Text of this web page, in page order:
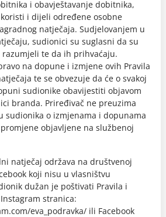
i obavještavanje dobitnika,
i dijeli određene osobne
natječaja. Sudjelovanjem u
sudionici su suglasni da su
te da ih prihvaćaju.
na dopune i izmjene ovih Pravila
te se obvezuje da će o svakoj
sudionike obavijestiti objavom
branda. Priređivač ne preuzima
sudionika o izmjenama i dopunama
objavljene na službenoj
natječaj održava na društvenoj
koji nisu u vlasništvu
dužan je poštivati Pravila i
stranica:
eva_podravka/ ili Facebook